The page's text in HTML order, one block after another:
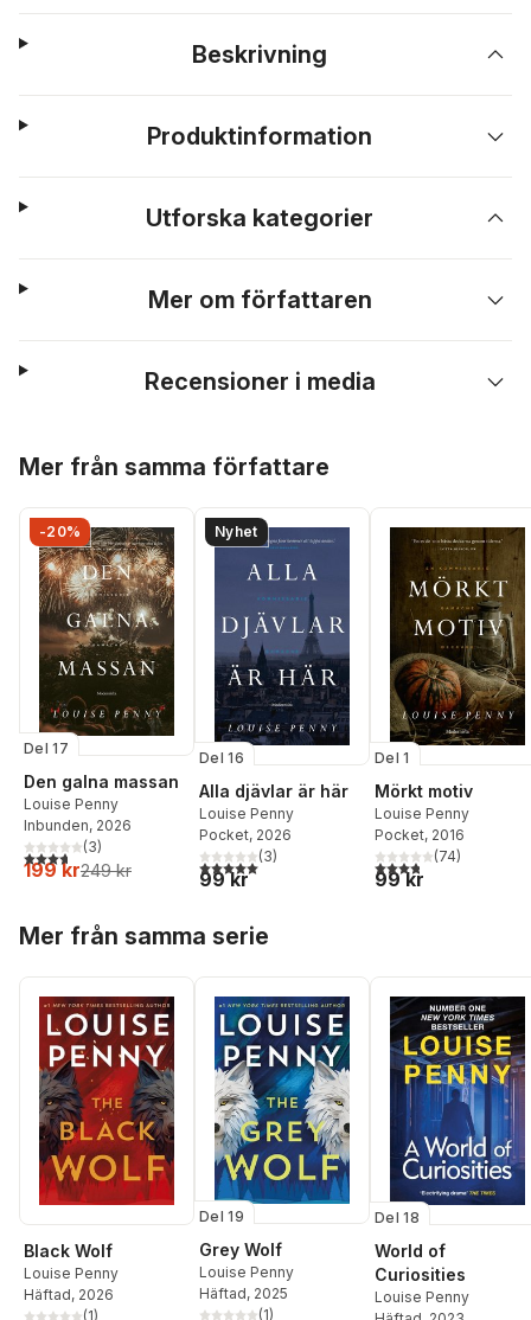
Beskrivning
Produktinformation
Utforska kategorier
Mer om författaren
Recensioner i media
Mer från samma författare
-20%
Del 17
Den galna massan
Louise Penny
Inbunden, 2026
3,7utav 5 stjärnor. Totalt antal röster:
(3)
199 kr249 kr
Nyhet
Del 16
Alla djävlar är här
Louise Penny
Pocket, 2026
5,0utav 5 stjärnor. Totalt antal röster:
(3)
99 kr
Del 1
Mörkt motiv
Louise Penny
Pocket, 2016
3,8utav 5 stjärnor.
(74)
99 kr
Mer från samma serie
Black Wolf
Louise Penny
Häftad, 2026
(1)
Del 19
Grey Wolf
Louise Penny
Häftad, 2025
(1)
Del 18
World of
Curiosities
Louise Penny